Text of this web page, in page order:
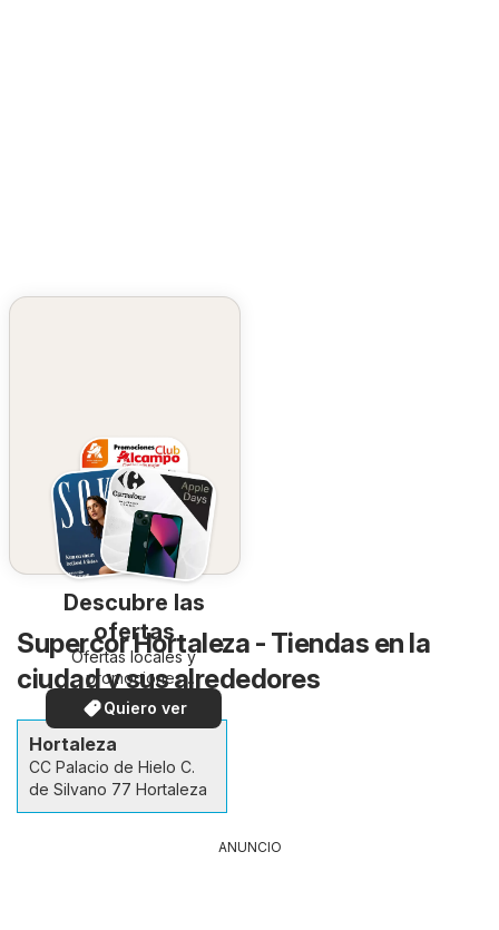
Descubre las
ofertas
Ofertas locales y
promociones
especiales.
Quiero ver
Supercor Hortaleza - Tiendas en la
ciudad y sus alrededores
Hortaleza
CC Palacio de Hielo C.
de Silvano 77 Hortaleza
ANUNCIO